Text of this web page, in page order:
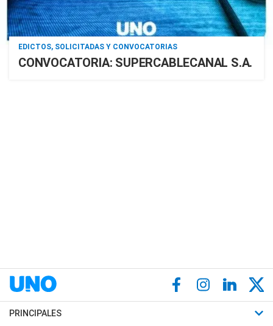
EDICTOS, SOLICITADAS Y CONVOCATORIAS
CONVOCATORIA: SUPERCABLECANAL S.A.
PRINCIPALES